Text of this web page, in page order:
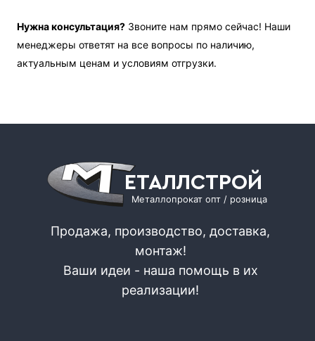
Нужна консультация? Звоните нам прямо сейчас! Наши
менеджеры ответят на все вопросы по наличию,
актуальным ценам и условиям отгрузки.
ЕТАЛЛСТРОЙ
Металлопрокат опт / розница
Продажа, производство, доставка,
монтаж!
Ваши идеи - наша помощь в их
реализации!